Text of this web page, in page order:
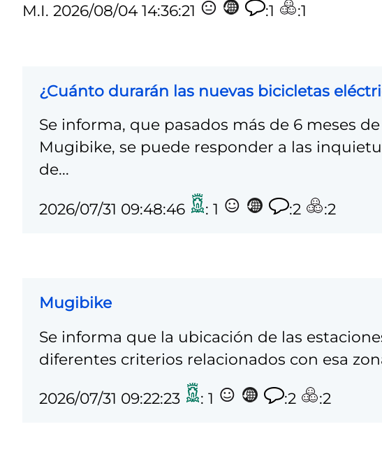
M.I. 2026/08/04 14:36:21 :1 :1
¿Cuánto durarán las nuevas bicicletas
Se informa, que pasados más de 6 meses
Mugibike, se puede responder a las
de...
2026/07/31 09:48:46 : 1 :2 :2
Mugibike
Se informa que la ubicación de las
diferentes criterios relacionados con esa
2026/07/31 09:22:23 : 1 :2 :2